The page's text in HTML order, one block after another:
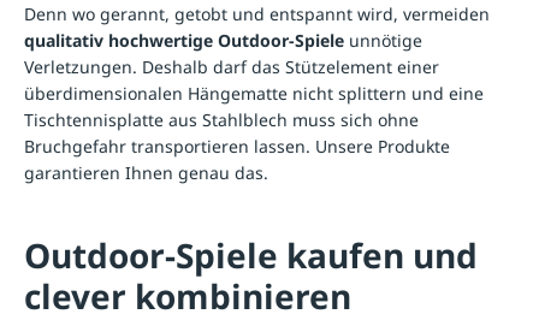
Denn wo gerannt, getobt und entspannt wird, vermeiden
qualitativ hochwertige Outdoor-Spiele unnötige
Verletzungen. Deshalb darf das Stützelement einer
überdimensionalen Hängematte nicht splittern und eine
Tischtennisplatte aus Stahlblech muss sich ohne
Bruchgefahr transportieren lassen. Unsere Produkte
garantieren Ihnen genau das.
Outdoor-Spiele kaufen und
clever kombinieren